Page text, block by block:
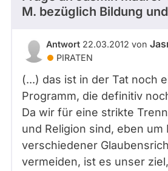
können
abgeordnetenwatch
befragt
werden.
M. bezüglich Bildung
Antwort 22.03.2012 von
PIRATEN
(...) das ist in der Tat noch
Programm, die definitiv
Da wir für eine strikte
und Religion sind, eben um
verschiedener
vermeiden, ist es unser